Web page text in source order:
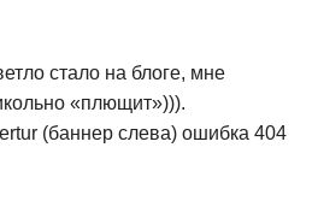
стало на блоге, мне
«плющит»))).
(баннер слева) ошибка 404